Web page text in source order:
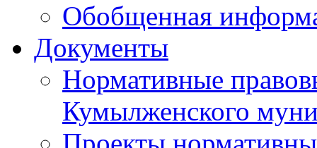
Обобщенная
Документы
Нормативные
Кумылженского